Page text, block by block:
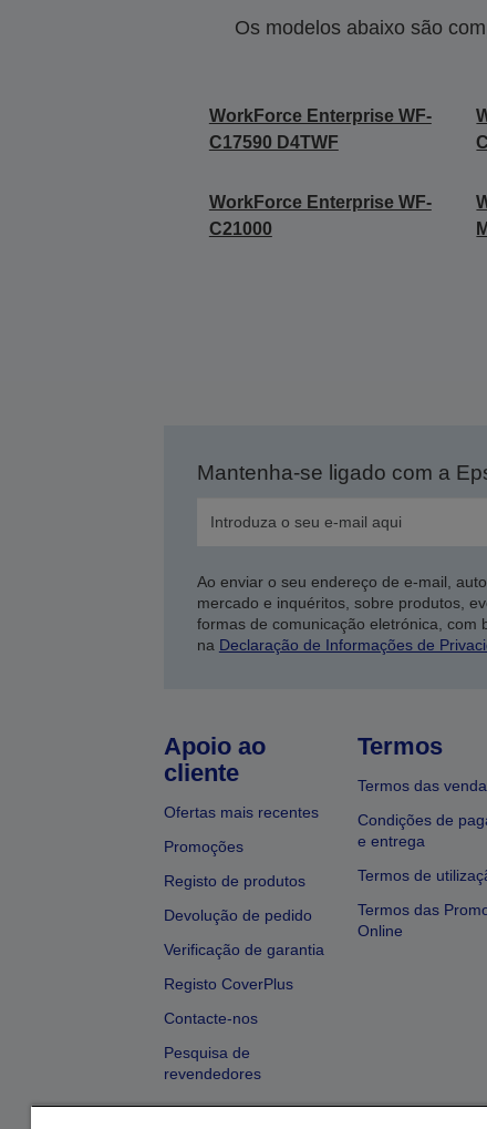
Os modelos abaixo são
WorkForce Enterprise WF-
C17590 D4TWF
WorkForce Enterprise WF-
C21000
Mantenha-se ligado com a
Ao enviar o seu endereço de e-mail,
mercado e inquéritos, sobre produtos,
formas de comunicação eletrónica, com
na Declaração de Informações de
Apoio ao
cliente
Ofertas mais recentes
Promoções
Registo de produtos
Devolução de pedido
Verificação de garantia
Registo CoverPlus
Contacte-nos
Pesquisa de
revendedores
Termos
Termos das
Condições de
e entrega
Termos de
Termos das
Online